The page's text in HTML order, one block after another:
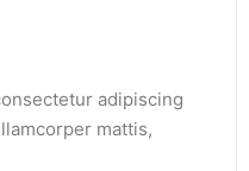
adipiscing
mattis,